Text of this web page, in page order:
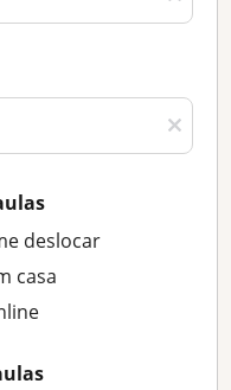
deslocar
casa